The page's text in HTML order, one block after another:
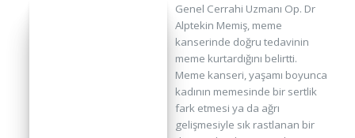
Genel Cerrahi Uzmanı Op. Dr
Alptekin Memiş, meme
kanserinde doğru tedavinin
meme kurtardığını belirtti.
Meme kanseri, yaşamı boyunca
kadının memesinde bir sertlik
fark etmesi ya da ağrı
gelişmesiyle sık rastlanan bir